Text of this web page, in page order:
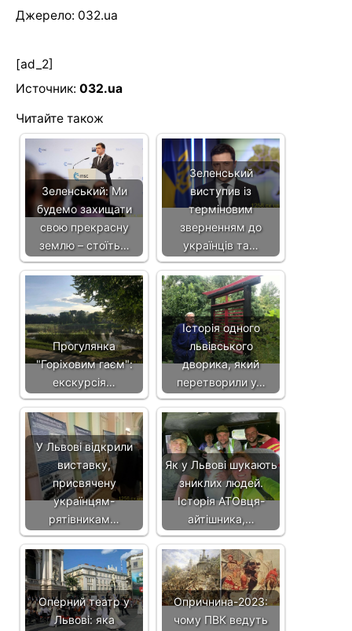
Джерело: 032.ua
[ad_2]
Источник: 032.ua
Читайте також
Зеленський: Ми
будемо захищати
свою прекрасну
землю – стоїть…
Зеленський
виступив із
терміновим
зверненням до
українців та…
Прогулянка
"Горіховим гаєм":
екскурсія…
Історія одного
львівського
дворика, який
перетворили у…
У Львові відкрили
виставку,
присвячену
українцям-
рятівникам…
Як у Львові шукають
зниклих людей.
Історія АТОвця-
айтішника,…
Оперний театр у
Львові: яка
Опричнина-2023:
чому ПВК ведуть